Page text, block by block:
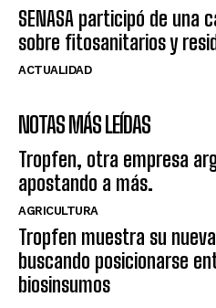
SENASA participó de una
sobre fitosanitarios y
ACTUALIDAD
NOTAS MÁS LEÍDAS
Tropfen, otra empresa
apostando a más.
AGRICULTURA
Tropfen muestra su
buscando posicionarse
biosinsumos